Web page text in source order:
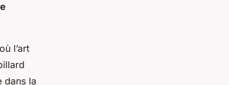
l’art
dans la